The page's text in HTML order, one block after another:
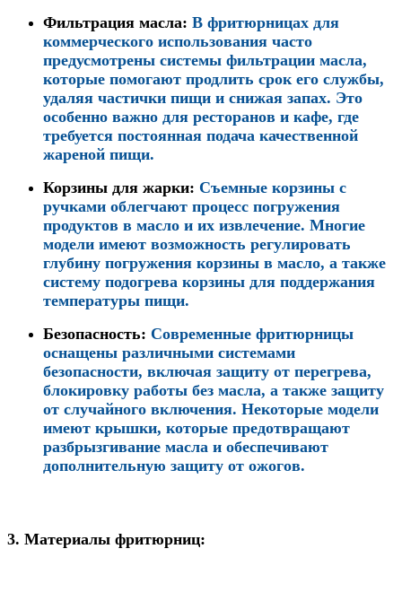
Фильтрация масла: В фритюрницах для
коммерческого использования часто
предусмотрены системы фильтрации масла,
которые помогают продлить срок его службы,
удаляя частички пищи и снижая запах. Это
особенно важно для ресторанов и кафе, где
требуется постоянная подача качественной
жареной пищи.
Корзины для жарки: Съемные корзины с
ручками облегчают процесс погружения
продуктов в масло и их извлечение. Многие
модели имеют возможность регулировать
глубину погружения корзины в масло, а также
систему подогрева корзины для поддержания
температуры пищи.
Безопасность: Современные фритюрницы
оснащены различными системами
безопасности, включая защиту от перегрева,
блокировку работы без масла, а также защиту
от случайного включения. Некоторые модели
имеют крышки, которые предотвращают
разбрызгивание масла и обеспечивают
дополнительную защиту от ожогов.
3. Материалы фритюрниц: